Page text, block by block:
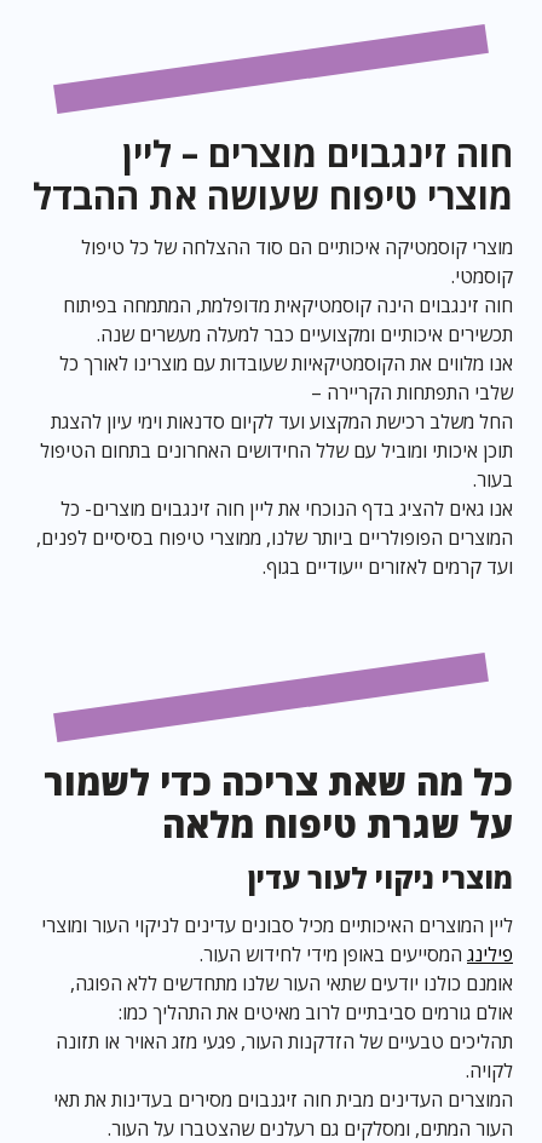
חוה זינגבוים מוצרים – ליין
מוצרי טיפוח שעושה את ההבדל
מוצרי קוסמטיקה איכותיים הם סוד ההצלחה של כל טיפול
קוסמטי.
חוה זינגבוים הינה קוסמטיקאית מדופלמת, המתמחה בפיתוח
תכשירים איכותיים ומקצועיים כבר למעלה מעשרים שנה.
אנו מלווים את הקוסמטיקאיות שעובדות עם מוצרינו לאורך כל
שלבי התפתחות הקריירה –
החל משלב רכישת המקצוע ועד לקיום סדנאות וימי עיון להצגת
תוכן איכותי ומוביל עם שלל החידושים האחרונים בתחום הטיפול
בעור.
אנו גאים להציג בדף הנוכחי את ליין חוה זינגבוים מוצרים- כל
המוצרים הפופולריים ביותר שלנו, ממוצרי טיפוח בסיסיים לפנים,
ועד קרמים לאזורים ייעודיים בגוף.
כל מה שאת צריכה כדי לשמור
על שגרת טיפוח מלאה
מוצרי ניקוי לעור עדין
ליין המוצרים האיכותיים מכיל סבונים עדינים לניקוי העור ומוצרי
פילינג המסייעים באופן מידי לחידוש העור.
אומנם כולנו יודעים שתאי העור שלנו מתחדשים ללא הפוגה,
אולם גורמים סביבתיים לרוב מאיטים את התהליך כמו:
תהליכים טבעיים של הזדקנות העור, פגעי מזג האויר או תזונה
לקויה.
המוצרים העדינים מבית חוה זיגנבוים מסירים בעדינות את תאי
העור המתים, ומסלקים גם רעלנים שהצטברו על העור.